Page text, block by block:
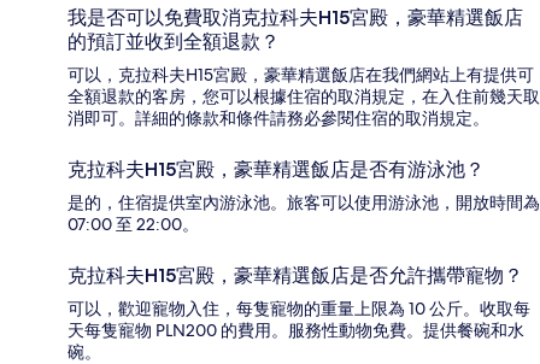
我是否可以免費取消克拉科夫H15宮殿，豪華精選飯店
的預訂並收到全額退款？
可以，克拉科夫H15宮殿，豪華精選飯店在我們網站上有提供可
全額退款的客房，您可以根據住宿的取消規定，在入住前幾天取
消即可。詳細的條款和條件請務必參閱住宿的取消規定。
克拉科夫H15宮殿，豪華精選飯店是否有游泳池？
是的，住宿提供室內游泳池。旅客可以使用游泳池，開放時間為
07:00 至 22:00。
克拉科夫H15宮殿，豪華精選飯店是否允許攜帶寵物？
可以，歡迎寵物入住，每隻寵物的重量上限為 10 公斤。收取每
天每隻寵物 PLN200 的費用。服務性動物免費。提供餐碗和水
碗。